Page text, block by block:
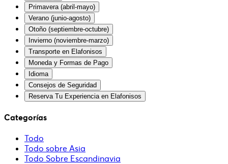
Primavera (abril-mayo)
Verano (junio-agosto)
Otoño (septiembre-octubre)
Invierno (noviembre-marzo)
Transporte en Elafonisos
Moneda y Formas de Pago
Idioma
Consejos de Seguridad
Reserva Tu Experiencia en Elafonisos
Categorías
Todo
Todo sobre Asia
Todo Sobre Escandinavia